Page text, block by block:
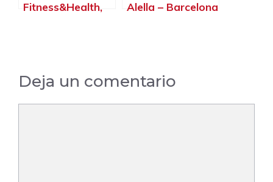
Fitness&Health,
Alella – Barcelona
Deja un comentario